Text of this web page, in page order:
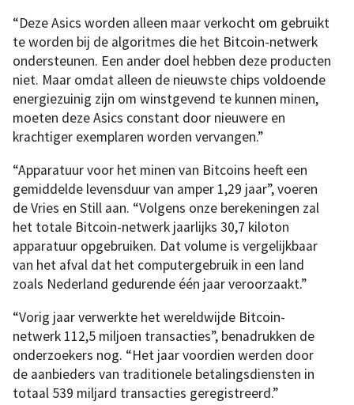
“Deze Asics worden alleen maar verkocht om gebruikt
te worden bij de algoritmes die het Bitcoin-netwerk
ondersteunen. Een ander doel hebben deze producten
niet. Maar omdat alleen de nieuwste chips voldoende
energiezuinig zijn om winstgevend te kunnen minen,
moeten deze Asics constant door nieuwere en
krachtiger exemplaren worden vervangen.”
“Apparatuur voor het minen van Bitcoins heeft een
gemiddelde levensduur van amper 1,29 jaar”, voeren
de Vries en Still aan. “Volgens onze berekeningen zal
het totale Bitcoin-netwerk jaarlijks 30,7 kiloton
apparatuur opgebruiken. Dat volume is vergelijkbaar
van het afval dat het computergebruik in een land
zoals Nederland gedurende één jaar veroorzaakt.”
“Vorig jaar verwerkte het wereldwijde Bitcoin-
netwerk 112,5 miljoen transacties”, benadrukken de
onderzoekers nog. “Het jaar voordien werden door
de aanbieders van traditionele betalingsdiensten in
totaal 539 miljard transacties geregistreerd.”